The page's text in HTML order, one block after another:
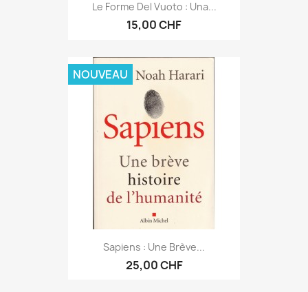
Le Forme Del Vuoto : Una...
15,00 CHF
Sapiens : Une Brève...
25,00 CHF
NOUVEAU